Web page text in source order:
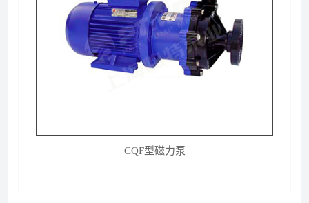
CQF型磁力泵